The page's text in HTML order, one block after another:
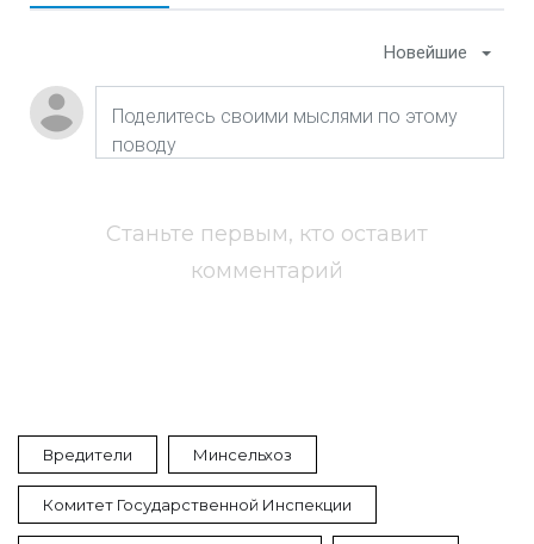
Новейшие
Станьте первым, кто оставит
комментарий
Вредители Минсельхоз
Комитет Государственной Инспекции